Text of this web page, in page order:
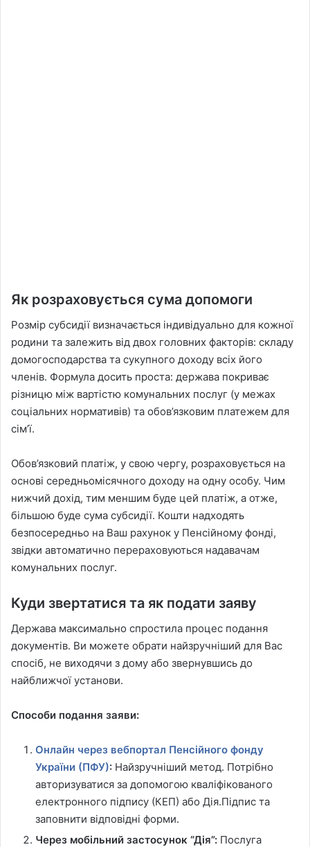
Як розраховується сума допомоги
Розмір субсидії визначається індивідуально для кожної
родини та залежить від двох головних факторів: складу
домогосподарства та сукупного доходу всіх його
членів. Формула досить проста: держава покриває
різницю між вартістю комунальних послуг (у межах
соціальних нормативів) та обов’язковим платежем для
сім’ї.
Обов’язковий платіж, у свою чергу, розраховується на
основі середньомісячного доходу на одну особу. Чим
нижчий дохід, тим меншим буде цей платіж, а отже,
більшою буде сума субсидії. Кошти надходять
безпосередньо на Ваш рахунок у Пенсійному фонді,
звідки автоматично перераховуються надавачам
комунальних послуг.
Куди звертатися та як подати заяву
Держава максимально спростила процес подання
документів. Ви можете обрати найзручніший для Вас
спосіб, не виходячи з дому або звернувшись до
найближчої установи.
Способи подання заяви:
Онлайн через вебпортал Пенсійного фонду
України (ПФУ): Найзручніший метод. Потрібно
авторизуватися за допомогою кваліфікованого
електронного підпису (КЕП) або Дія.Підпис та
заповнити відповідні форми.
Через мобільний застосунок “Дія”: Послуга